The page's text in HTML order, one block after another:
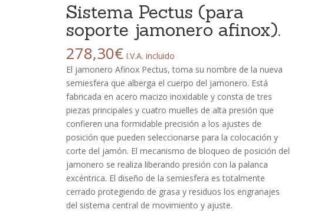
Sistema Pectus (para
soporte jamonero afinox).
278,30€ I.V.A. incluido
El jamonero Afinox Pectus, toma su nombre de la nueva
semiesfera que alberga el cuerpo del jamonero. Está
fabricada en acero macizo inoxidable y consta de tres
piezas principales y cuatro muelles de alta presión que
confieren una formidable precisión a los ajustes de
posición que pueden seleccionarse para la colocación y
corte del jamón. El mecanismo de bloqueo de posición del
jamonero se realiza liberando presión con la palanca
excéntrica. El diseño de la semiesfera es totalmente
cerrado protegiendo de grasa y residuos los engranajes
del sistema central de movimiento y ajuste.